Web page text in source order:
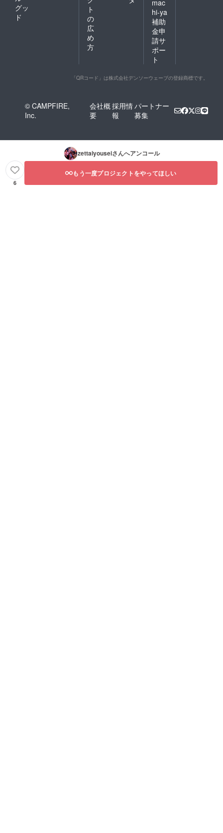
グッ
ド
ト
の
広
め
方
mac
hi-ya
補助
金申
請サ
ポー
ト
「QRコード」は株式会社デンソーウェーブの登録商標です。
© CAMPFIRE,
Inc.
会社概
要
採用情
報
パートナー
募集
zettaiyouseiさんへアンコール
6
もう一度プロジェクトをやってほしい